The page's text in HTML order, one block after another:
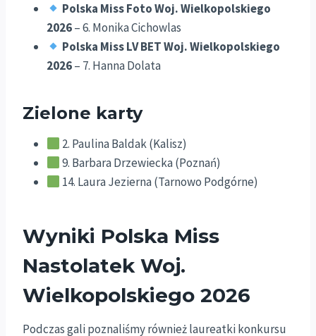
Polska Miss Foto Woj. Wielkopolskiego
2026– 6. Monika Cichowlas
Polska Miss LV BET Woj. Wielkopolskiego
2026– 7. Hanna Dolata
Zielone karty
2. Paulina Baldak (Kalisz)
9. Barbara Drzewiecka (Poznań)
14. Laura Jezierna (Tarnowo Podgórne)
Wyniki Polska Miss
Nastolatek Woj.
Wielkopolskiego 2026
Podczas gali poznaliśmy również laureatki konkursu